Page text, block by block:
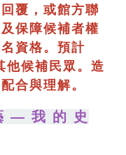
覆，或館方聯
保障候補者權
資格。預計
他候補民眾。造
合與理解。
— 我 的 史